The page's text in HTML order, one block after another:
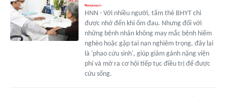
HNN - Với nhiều người, tấm thẻ BHYT chỉ
được nhớ đến khi ốm đau. Nhưng đối với
những bệnh nhân không may mắc bệnh hiểm
nghèo hoặc gặp tai nạn nghiêm trọng, đây lại
là 'phao cứu sinh', giúp giảm gánh nặng viện
phí và mở ra cơ hội tiếp tục điều trị để được
cứu sống.